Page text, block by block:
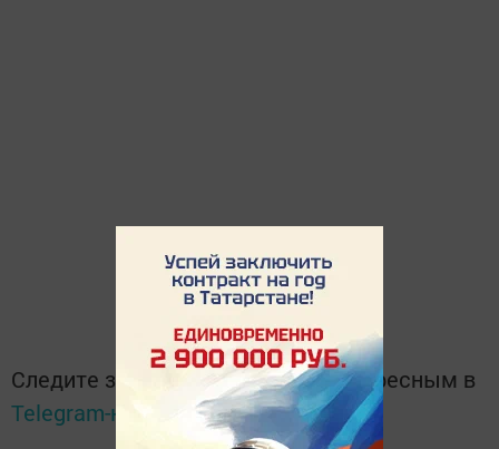
Следите за самым важным и интересным в
Telegram-канале
Татмедиа